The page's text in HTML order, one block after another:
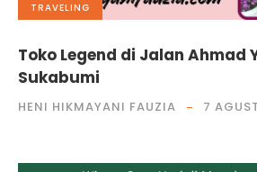
TRAVELING
Toko Legend di Jalan Ahmad
Sukabumi
HENI HIKMAYANI FAUZIA 7